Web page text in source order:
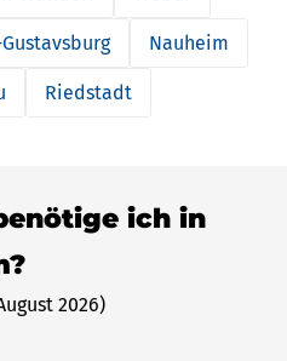
Nauheim
Riedstadt
ich in
2026)